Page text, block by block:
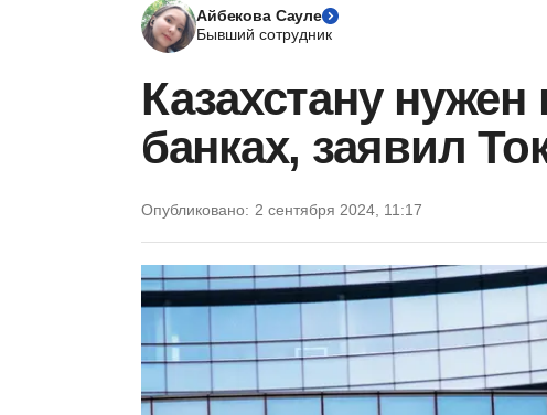
Айбекова Сауле
Бывший сотрудник
Казахстану
банках, заявил
Опубликовано: 2 сентября 2024, 11:17